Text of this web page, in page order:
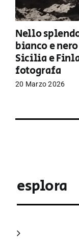
Nello
bianco e
Sicilia e
fotografa
20 Marzo 2026
esplora